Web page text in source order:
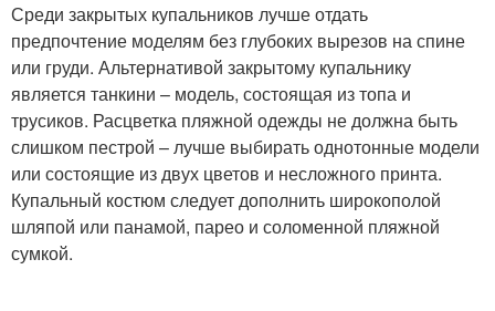
Среди закрытых купальников лучше отдать
предпочтение моделям без глубоких вырезов на спине
или груди. Альтернативой закрытому купальнику
является танкини – модель, состоящая из топа и
трусиков. Расцветка пляжной одежды не должна быть
слишком пестрой – лучше выбирать однотонные модели
или состоящие из двух цветов и несложного принта.
Купальный костюм следует дополнить широкополой
шляпой или панамой, парео и соломенной пляжной
сумкой.